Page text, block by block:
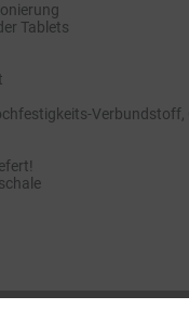
Tablets
Verbundstoff,